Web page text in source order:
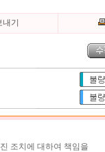
기
조치에 대하여 책임을